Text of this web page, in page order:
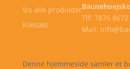
Vis alle produkter
Kontakt
Tlf: 7876 8672
Mail:
Denne hjemmeside samler et